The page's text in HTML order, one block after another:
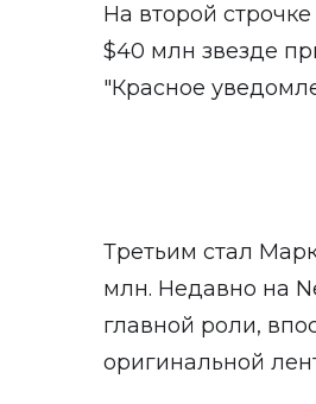
На второй
$40 млн звезде
"Красное
Третьим стал
млн. Недавно на
главной роли,
оригинальной